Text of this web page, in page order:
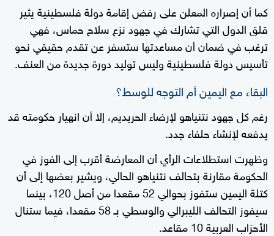
كما أن إصراره المعلن على رفض إقامة دولة فلسطينية يثير
قلق الدول التي تشارك في جهود نزع سلاح حماس، فهي
ترغب في ضمان أن مساعدتها ستسفر عن تقدم حقيقي نحو
تأسيس دولة فلسطينية وليس توليد دورة جديدة من العنف.
البقاء مع اليمين أم التوجه للوسط؟
رغم كل جهود نتنياهو لإرضاء الحريديم، إلا أن انهيار حكومته قد
يدفعه لإنشاء حلفاء جدد.
وظهرت استطلاعات الرأي أن المعارضة أقرب إلى الفوز في
الحكومة مقارنة بتحالف نتنياهو الحالي، ويشير بعضها إلى أن
كتلة اليمين ستفوز بحوالي 52 مقعدا من أصل 120، بينما
سيفوز التحالف الليبرالي والوسطي بـ 58 مقعدا، فيما ستنال
الأحزاب العربية 10 مقاعد.